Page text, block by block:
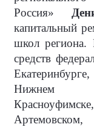
Россия»
капитальный
школ региона.
средств
Нижнем